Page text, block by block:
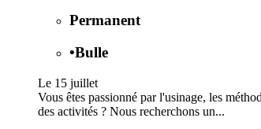
Permanent
•Bulle
Le 15 juillet
Vous êtes passionné par l'usinage, les
des activités ? Nous recherchons un...